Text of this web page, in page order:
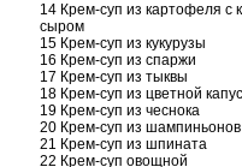
14 Крем-суп из картофеля с
сыром
15 Крем-суп из кукурузы
16 Крем-суп из спаржи
17 Крем-суп из тыквы
18 Крем-суп из цветной
19 Крем-суп из чеснока
20 Крем-суп из шампиньонов
21 Крем-суп из шпината
22 Крем-суп овощной